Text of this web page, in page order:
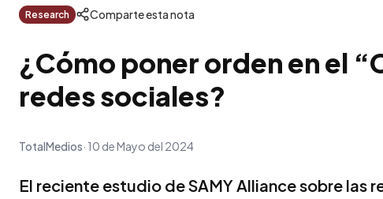
Research Comparte esta nota
¿Cómo poner orden en el
redes sociales?
TotalMedios 10 de Mayo del 2024
El reciente estudio de SAMY Alliance sobre las